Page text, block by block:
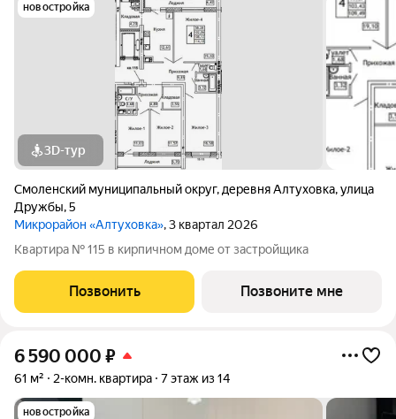
новостройка
3D-тур
Смоленский муниципальный округ, деревня Алтуховка,улица
Дружбы,5
Микрорайон «Алтуховка», 3 квартал 2026
Квартира № 115 в кирпичном доме от застройщика
Позвонить Позвоните мне
6 590 000 ₽
61 м² 2-комн. квартира 7 этаж из 14
новостройка